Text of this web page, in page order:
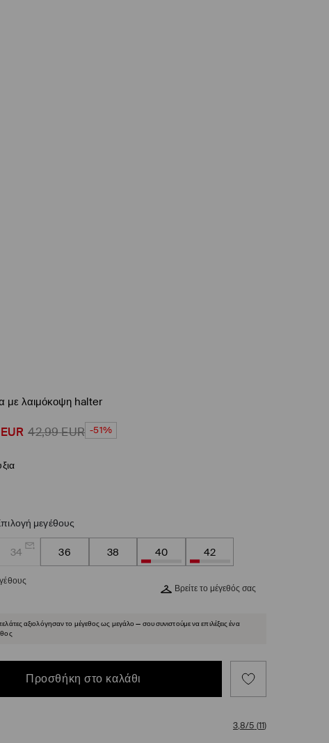
με λαιμόκοψη halter
EUR 42,99EUR -51%
μεγέθους
34 36 38 40 42
Βρείτε το μέγεθός σας
αξιολόγησαν το μέγεθος ως μεγάλο — σου συνιστούμε να επιλέξεις ένα
Προσθήκη στο καλάθι
3,8/5 (11)